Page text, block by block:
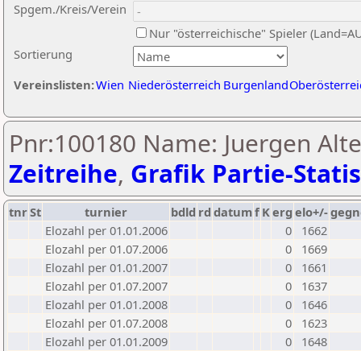
Sortierung
Spgem./Kreis/Verein
Nur "österreichische" Spieler
Vereinslisten:Wien Niederösterreich Burgenland
Pnr:100180 Name: Juergen
Zeitreihe, Grafik Partie-
tnrSt turnier bdld rd datumf Kerg elo+/-
Elozahl per 01.01.2006
0
1662
Elozahl per 01.07.2006
0
1669
Elozahl per 01.01.2007
0
1661
Elozahl per 01.07.2007
0
1637
Elozahl per 01.01.2008
0
1646
Elozahl per 01.07.2008
0
1623
Elozahl per 01.01.2009
0
1648